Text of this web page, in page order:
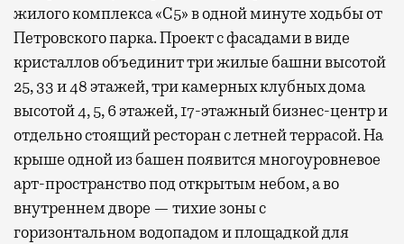
жилого комплекса «С5»в одной минуте ходьбы от
Петровского парка. Проект с фасадами в виде
кристаллов объединит три жилые башни высотой
25, 33 и 48 этажей, три камерных клубных дома
высотой 4, 5, 6 этажей, 17-этажный бизнес-центр и
отдельно стоящий ресторан с летней террасой. На
крыше одной из башен появится многоуровневое
арт-пространство под открытым небом, а во
внутреннем дворе — тихие зоны с
горизонтальном водопадом и площадкой для